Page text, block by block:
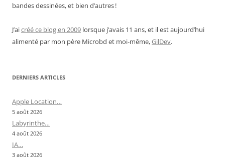
bandes dessinées, et bien d’autres !
J’aicréé ce blog en 2009 lorsque j’avais 11 ans, et il est aujourd’hui
alimenté par mon père Microbd et moi-même,GilDev.
DERNIERS ARTICLES
Apple Location…
5 août 2026
Labyrinthe…
4 août 2026
IA…
3 août 2026